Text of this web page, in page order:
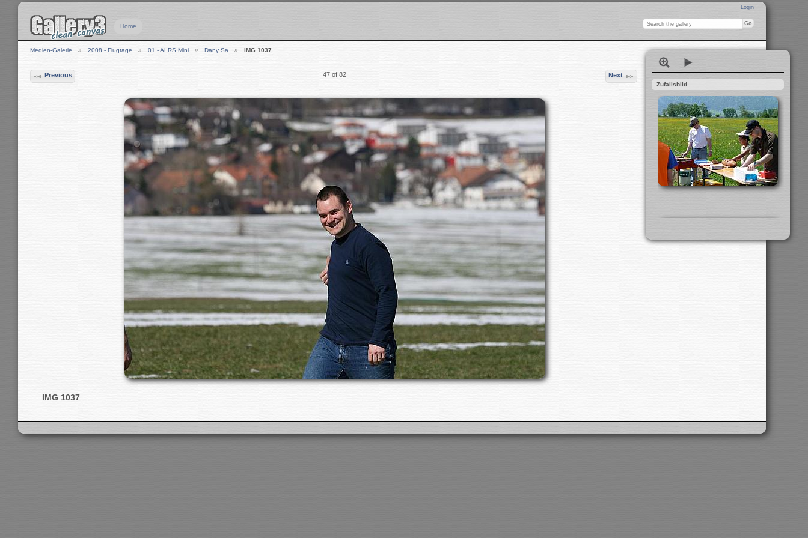
Login
Home
Medien-Galerie 2008 - Flugtage 01 - ALRS Mini Dany Sa IMG 1037
Previous 47 of 82 Next
IMG 1037
Zufallsbild